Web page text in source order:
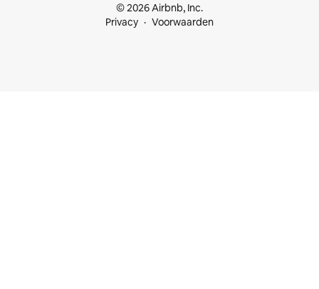
© 2026 Airbnb, Inc.
Privacy
Voorwaarden